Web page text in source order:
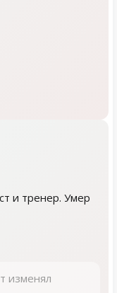
и тренер. Умер
изменял